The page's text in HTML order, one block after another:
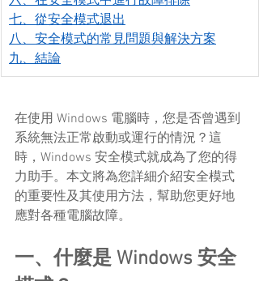
七、從安全模式退出
八、安全模式的常見問題與解決方案
九、結論
在使用 Windows 電腦時，您是否曾遇到
系統無法正常啟動或運行的情況？這
時，Windows 安全模式就成為了您的得
力助手。本文將為您詳細介紹安全模式
的重要性及其使用方法，幫助您更好地
應對各種電腦故障。
一、什麼是 Windows 安全